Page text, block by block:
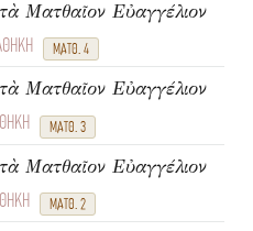
Ματθαῖον Εὐαγγέλιον
ΜΑΤΘ. 4
Ματθαῖον Εὐαγγέλιον
ΜΑΤΘ. 3
Ματθαῖον Εὐαγγέλιον
ΜΑΤΘ. 2